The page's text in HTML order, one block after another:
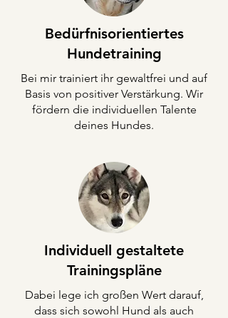
Bedürfnisorientiertes
Hundetraining
Bei mir trainiert ihr gewaltfrei und auf
Basis von positiver Verstärkung. Wir
fördern die individuellen Talente
deines Hundes.
Individuell gestaltete
Trainingspläne
Dabei lege ich großen Wert darauf,
dass sich sowohl Hund als auch